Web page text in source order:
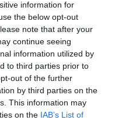
information for
the below opt-out
note that after your
continue seeing
information utilized by
to third parties prior to
out of the further
by third parties on the
This information may
on the IAB’s List of